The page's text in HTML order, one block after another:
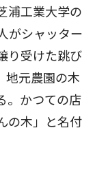
浦工業大学の
がシャッター
り受けた跳び
地元農園の木
。かつての店
の木」と名付